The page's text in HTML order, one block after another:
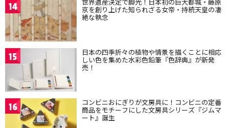
14 世界遺産決定で脚光！日本初の巨大都城・藤原
京を創り上げた知られざる女帝・持統天皇の凄
絶な執念
15 日本の四季折々の植物や情景を描くことに相応
しい色を集めた水彩色鉛筆『色辞典』が新発
売！
16 コンビニおにぎりが文房具に！コンビニの定番
商品をモチーフにした文房具シリーズ『ジムマ
ート』誕生